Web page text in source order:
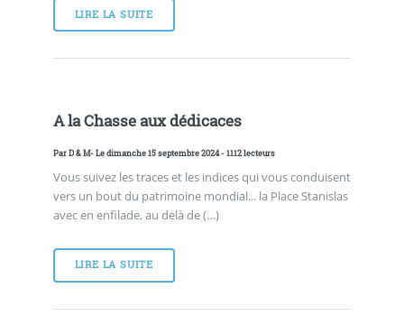
LIRE LA SUITE
A la Chasse aux dédicaces
ParD & M- Le dimanche 15 septembre 2024 - 1112 lecteurs
Vous suivez les traces et les indices qui vous conduisent
vers un bout du patrimoine mondial... la Place Stanislas
avec en enfilade, au delà de (…)
LIRE LA SUITE